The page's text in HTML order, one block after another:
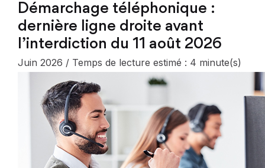
Démarchage téléphonique :
dernière ligne droite avant
l’interdiction du 11 août 2026
Juin 2026 / Temps de lecture estimé : 4 minute(s)